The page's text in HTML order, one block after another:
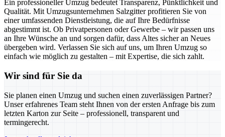
Ein professioneller Umzug bedeutet Transparenz, Pünktlichkeit und
Qualität. Mit Umzugsunternehmen Salzgitter profitieren Sie von
einer umfassenden Dienstleistung, die auf Ihre Bedürfnisse
abgestimmt ist. Ob Privatpersonen oder Gewerbe – wir passen uns
an Ihre Wünsche an und sorgen dafür, dass Altes sicher an Neues
übergeben wird. Verlassen Sie sich auf uns, um Ihren Umzug so
einfach wie möglich zu gestalten – mit Expertise, die sich zahlt.
Wir sind für Sie da
Sie planen einen Umzug und suchen einen zuverlässigen Partner?
Unser erfahrenes Team steht Ihnen von der ersten Anfrage bis zum
letzten Karton zur Seite – professionell, transparent und
termingerecht.